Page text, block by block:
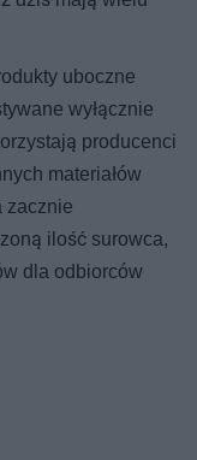
uboczne
wyłącznie
producenci
materiałów
zacznie
ilość surowca,
dla odbiorców